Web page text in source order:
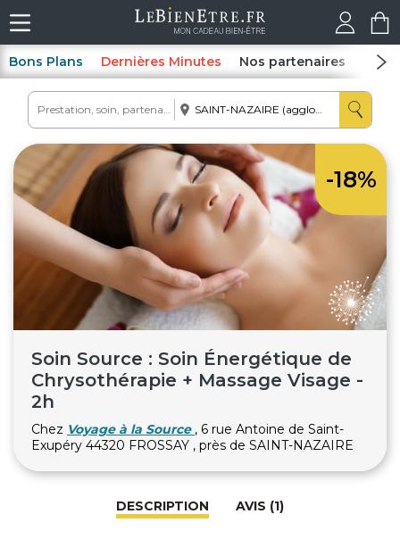
Bons Plans Dernières Minutes Nos partenaires Spas
-18%
Soin Source : Soin Énergétique de
Chrysothérapie + Massage Visage -
2h
Chez Voyage à la Source , 6 rue Antoine de Saint-
Exupéry 44320 FROSSAY , près de SAINT-NAZAIRE
DESCRIPTION AVIS (1)